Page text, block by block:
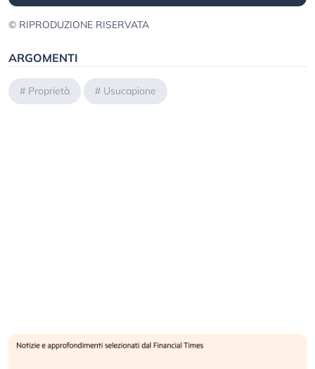
© RIPRODUZIONE RISERVATA
ARGOMENTI
# Proprietà # Usucapione